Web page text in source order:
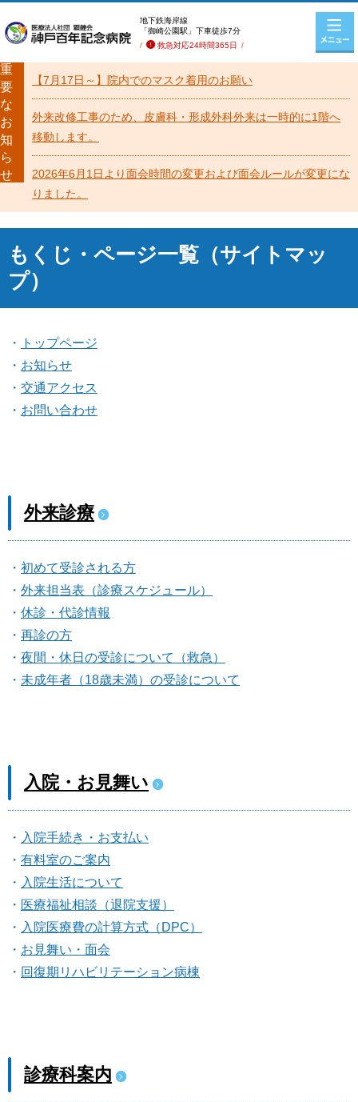
地下鉄海岸線
「御崎公園駅」下車徒歩7分
救急対応24時間365日
重
要
な
お
知
ら
せ
【7月17日～】院内でのマスク着用のお願い
外来改修工事のため、皮膚科・形成外科外来は一時的に1階へ
移動します。
2026年6月1日より面会時間の変更および面会ルールが変更にな
りました。
もくじ・ページ一覧（サイトマッ
プ）
トップページ
お知らせ
交通アクセス
お問い合わせ
外来診療
初めて受診される方
外来担当表（診療スケジュール）
休診・代診情報
再診の方
夜間・休日の受診について（救急）
未成年者（18歳未満）の受診について
入院・お見舞い
入院手続き・お支払い
有料室のご案内
入院生活について
医療福祉相談（退院支援）
入院医療費の計算方式（DPC）
お見舞い・面会
回復期リハビリテーション病棟
診療科案内